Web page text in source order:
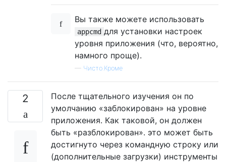
Вы также можете использовать
appcmd для установки настроек
уровня приложения (что, вероятно,
намного проще).
— Чисто.Кроме
2
После тщательного изучения он по
умолчанию «заблокирован» на уровне
приложения. Как таковой, он должен
быть «разблокирован». это может быть
достигнуто через командную строку или
(дополнительные загрузки) инструменты